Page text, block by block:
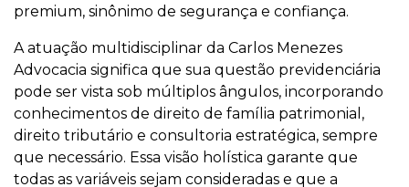
premium, sinônimo de segurança e confiança.
A atuação multidisciplinar da Carlos Menezes
Advocacia significa que sua questão previdenciária
pode ser vista sob múltiplos ângulos, incorporando
conhecimentos de direito de família patrimonial,
direito tributário e consultoria estratégica, sempre
que necessário. Essa visão holística garante que
todas as variáveis sejam consideradas e que a